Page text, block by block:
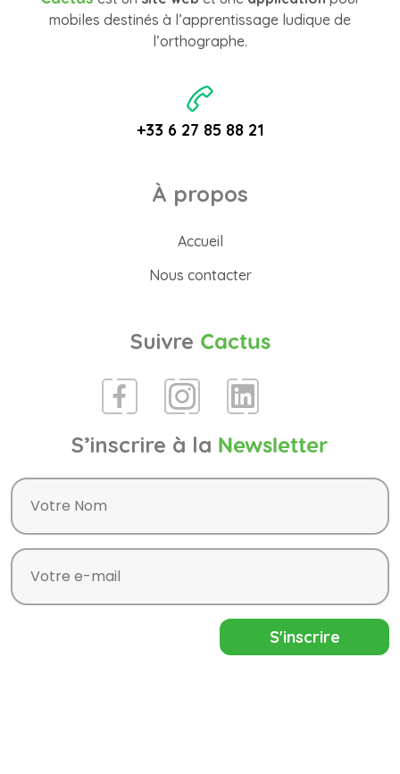
mobiles destinés à l’apprentissage ludique de
l’orthographe.
+33 6 27 85 88 21
À propos
Accueil
Nous contacter
Suivre Cactus
S’inscrire à la Newsletter